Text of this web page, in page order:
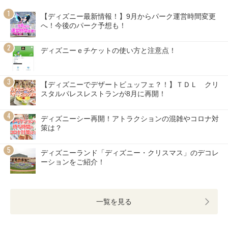
【ディズニー最新情報！】9月からパーク運営時間変更
へ！今後のパーク予想も！
ディズニーｅチケットの使い方と注意点！
【ディズニーでデザートビュッフェ？！】ＴＤＬ クリ
スタルパレスレストランが8月に再開！
ディズニーシー再開！アトラクションの混雑やコロナ対
策は？
ディズニーランド「ディズニー・クリスマス」のデコレ
ーションをご紹介！
一覧を見る